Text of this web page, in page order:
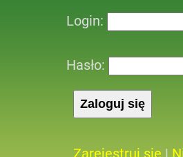
Login:
Hasło:
Zarejestruj się |